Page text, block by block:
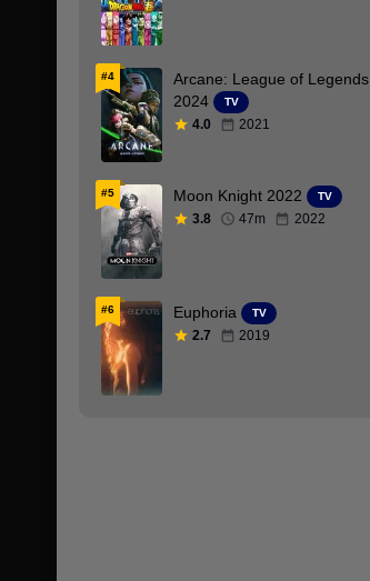
Chino
Ciencia ficción
Cingalés
Colecciones
Comedia
Coreano
Danes
Deporte
#4
Arcane: League of Legends
2024
TV
4.0 2021
#5 Moon Knight 2022 TV
3.8 47m 2022
#6 Euphoria TV
2.7 2019